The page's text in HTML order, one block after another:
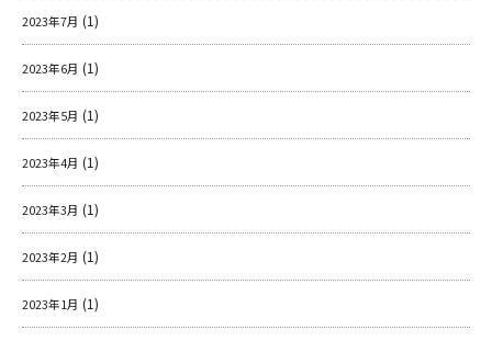
2023年7月 (1)
2023年6月 (1)
2023年5月 (1)
2023年4月 (1)
2023年3月 (1)
2023年2月 (1)
2023年1月 (1)